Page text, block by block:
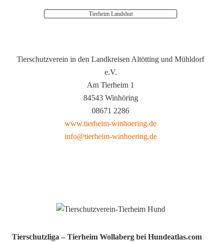
Tierheim Landshut
Tierschutzverein in den Landkreisen Altötting und Mühldorf
e.V.
Am Tierheim 1
84543 Winhöring
08671 2286
www.tierheim-winhoering.de
info@tierheim-winhoering.de
Tierschutzliga – Tierheim Wollaberg bei Hundeatlas.com